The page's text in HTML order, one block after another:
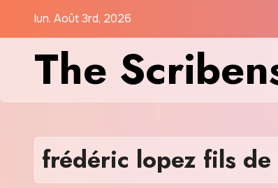
lun. Août 3rd, 2026
The
frédéric lopez fils